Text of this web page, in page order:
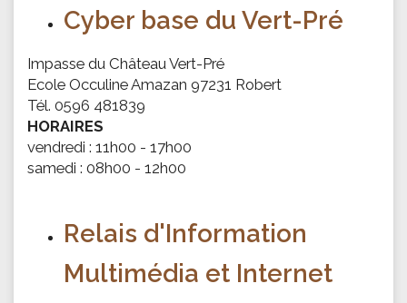
Cyber base du Vert-Pré
Impasse du Château Vert-Pré
Ecole Occuline Amazan 97231 Robert
Tél. 0596 481839
HORAIRES
vendredi : 11h00 - 17h00
samedi : 08h00 - 12h00
Relais d'Information
Multimédia et Internet